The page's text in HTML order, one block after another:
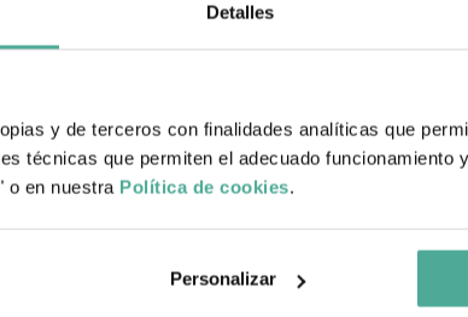
Detalles
y de terceros con finalidades analíticas que
técnicas que permiten el adecuado funcionamiento
o en nuestra Política de cookies.
Personalizar
en maximizar el potencial y el diseño de los ambientes y
como objetivola construcción pensada para el
luz, la comodidad, la salud mental… desde lo construido.
a la hora de diseñar y construir espacios.
con una serie de puntos esenciales en diferentes